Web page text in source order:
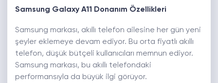
Samsung Galaxy A11 Donanım Özellikleri
Samsung markası, akıllı telefon ailesine her gün yeni
şeyler eklemeye devam ediyor. Bu orta fiyatlı akıllı
telefon, düşük bütçeli kullanıcıları memnun ediyor.
Samsung markası, bu akıllı telefondaki
performansıyla da büyük ilgi görüyor.